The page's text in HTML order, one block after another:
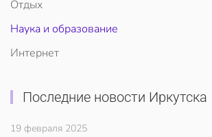
Отдых
Наука и образование
Интернет
Последние новости Иркутска
19 февраля 2025